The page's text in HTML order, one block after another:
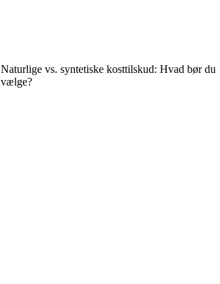
Naturlige vs. syntetiske kosttilskud: Hvad bør du
vælge?